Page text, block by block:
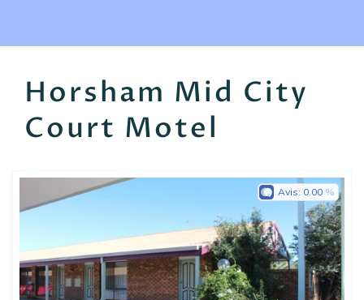
Horsham Mid City
Court Motel
Avis: 0.00